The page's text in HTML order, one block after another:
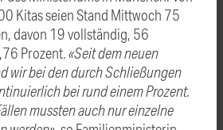
Kitas seien Stand Mittwoch 75
davon 19 vollständig, 56
Prozent.«Seit dem neuen
wir bei den durch Schließungen
bei rund einem Prozent.
mussten auch nur einzelne